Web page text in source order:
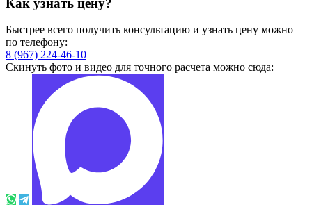
Быстрее всего получить консультацию и узнать цену можно
по телефону:
8 (967) 224-46-10
Скинуть фото и видео для точного расчета можно сюда: